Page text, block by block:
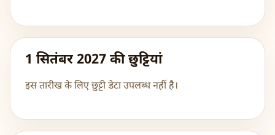
1 सितंबर 2027 की छुट्टियां
इस तारीख के लिए छुट्टी डेटा उपलब्ध नहीं है।